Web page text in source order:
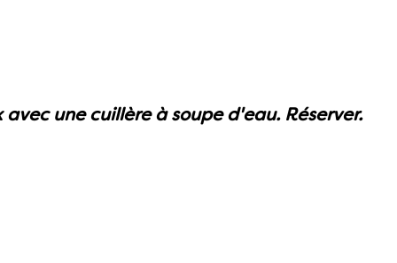
une cuillère à soupe d'eau. Réserver.